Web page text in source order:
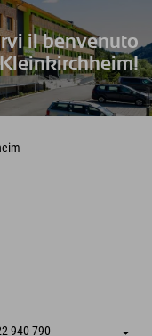
il benvenuto
940 790